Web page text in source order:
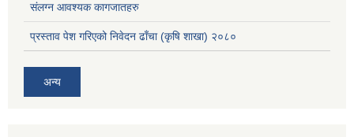
संलग्न आवश्यक कागजातहरु
प्रस्ताव पेश गरिएको निवेदन ढाँचा (कृषि शाखा) २०८०
अन्य